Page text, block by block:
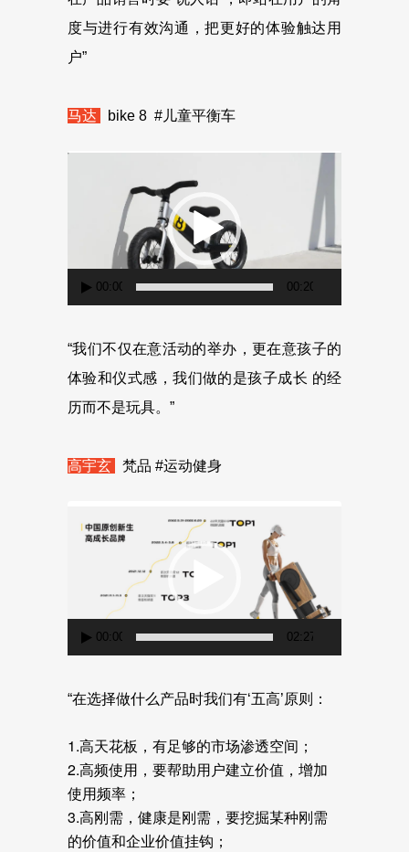
度与进行有效沟通，把更好的体验触达用
户”
马达 bike 8 #儿童平衡车
播
放
器
00:00 00:20
“我们不仅在意活动的举办，更在意孩子的
体验和仪式感，我们做的是孩子成长 的经
历而不是玩具。”
高宇玄 梵品 #运动健身
00:00 02:27
“在选择做什么产品时我们有‘五高’原则：
1.高天花板，有足够的市场渗透空间；
2.高频使用，要帮助用户建立价值，增加
使用频率；
3.高刚需，健康是刚需，要挖掘某种刚需
的价值和企业价值挂钩；